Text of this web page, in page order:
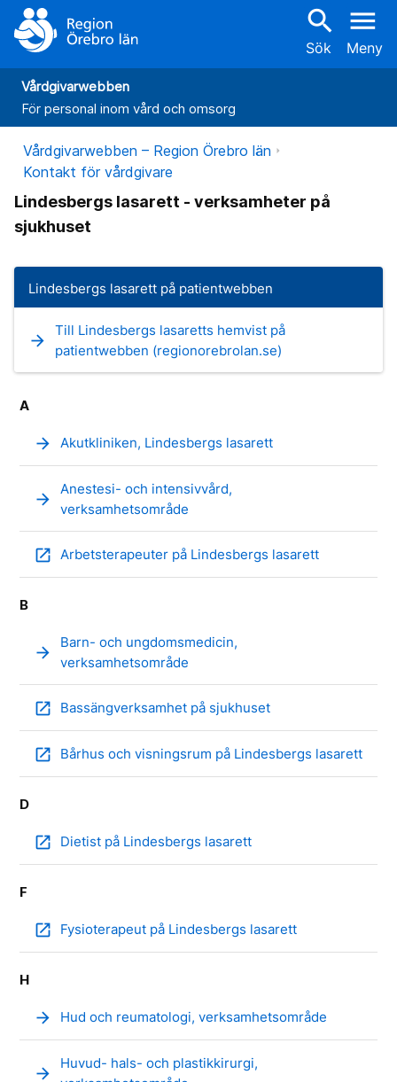
search
Sök
menu
Meny
Vårdgivarwebben
För personal inom vård och omsorg
Vårdgivarwebben – Region Örebro län
Kontakt för vårdgivare
Lindesbergs lasarett - verksamheter på
sjukhuset
Lindesbergs lasarett på patientwebben
arrow_forward
Till Lindesbergs lasaretts hemvist på
patientwebben (regionorebrolan.se)
A
arrow_forward Akutkliniken, Lindesbergs lasarett
arrow_forward
Anestesi- och intensivvård,
verksamhetsområde
open_in_new Arbetsterapeuter på Lindesbergs lasarett
B
arrow_forward
Barn- och ungdomsmedicin,
verksamhetsområde
open_in_new Bassängverksamhet på sjukhuset
open_in_new Bårhus och visningsrum på Lindesbergs lasarett
D
open_in_new Dietist på Lindesbergs lasarett
F
open_in_new Fysioterapeut på Lindesbergs lasarett
H
arrow_forward Hud och reumatologi, verksamhetsområde
arrow_forward
Huvud- hals- och plastikkirurgi,